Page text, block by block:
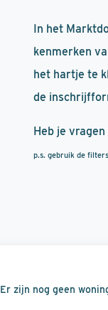
In het
kenmerken
het hartje te
de
Heb je
p.s. gebruik de
Er zijn nog geen